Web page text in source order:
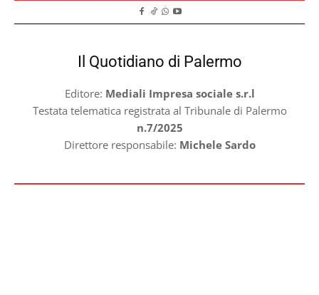
Il Quotidiano di Palermo
Editore: Mediali Impresa sociale s.r.l
Testata telematica registrata al Tribunale di Palermo
n.7/2025
Direttore responsabile: Michele Sardo